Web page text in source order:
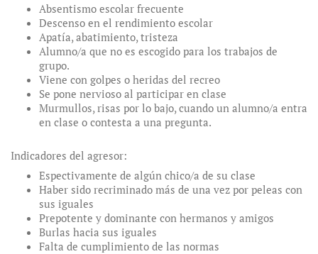
Absentismo escolar frecuente
Descenso en el rendimiento escolar
Apatía, abatimiento, tristeza
Alumno/a que no es escogido para los trabajos de
grupo.
Viene con golpes o heridas del recreo
Se pone nervioso al participar en clase
Murmullos, risas por lo bajo, cuando un alumno/a entra
en clase o contesta a una pregunta.
Indicadores del agresor:
Espectivamente de algún chico/a de su clase
Haber sido recriminado más de una vez por peleas con
sus iguales
Prepotente y dominante con hermanos y amigos
Burlas hacia sus iguales
Falta de cumplimiento de las normas